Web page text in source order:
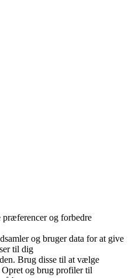
og forbedre
og bruger data for at give
til dig
Brug disse til at vælge
og brug profiler til